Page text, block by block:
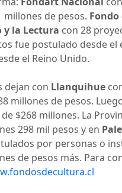
de pesos. Fondo
y la Lectura con 28
fue postulado desde
el Reino Unido.
dejan con Llanquihue
millones de pesos.
$268 millones. La
298 mil pesos y en
por personas o
de pesos más. Para